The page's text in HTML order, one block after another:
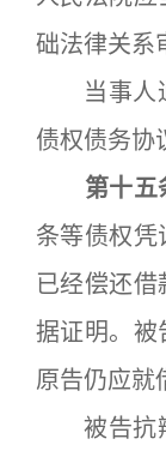
础法律关系
当事人通
债权债务协
第十五
条等债权
已经偿还
据证明。被
原告仍应就
被告抗辩